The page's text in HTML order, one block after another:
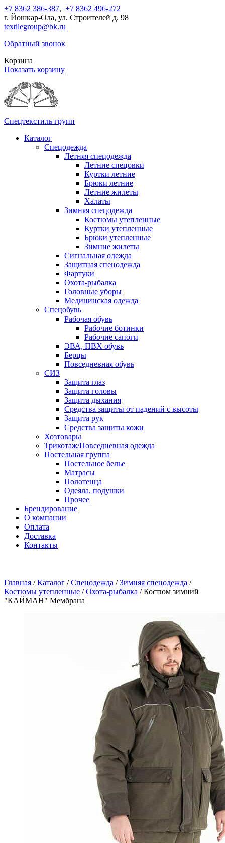
+7 8362 386-387, +7 8362 496-272
г. Йошкар-Ола, ул. Строителей д. 98
textilegroup@bk.ru
Обратный звонок
Корзина
Показать корзину
Спецтекстиль групп
Каталог
Спецодежда
Летняя спецодежда
Летние спецовки
Куртки летние
Брюки летние
Летние жилеты
Халаты
Зимняя спецодежда
Костюмы утепленные
Куртки утепленные
Брюки утепленные
Зимние жилеты
Сигнальная одежда
Защитная спецодежда
Фартуки
Охота-рыбалка
Головные уборы
Медицинская одежда
Спецобувь
Рабочая обувь
Рабочие ботинки
Рабочие сапоги
ЭВА, ПВХ обувь
Берцы
Повседневная обувь
СИЗ
Защита глаз
Защита головы
Защита дыхания
Средства защиты от падений с высоты
Защита рук
Средства защиты кожи
Хозтовары
Трикотаж/Повседневная одежда
Постельная группа
Постельное белье
Матрасы
Полотенца
Одеяла, подушки
Прочее
Брендирование
О компании
Оплата
Доставка
Контакты
Главная / Каталог / Спецодежда / Зимняя спецодежда /
Костюмы утепленные / Охота-рыбалка / Костюм зимний
"КАЙМАН" Мембрана